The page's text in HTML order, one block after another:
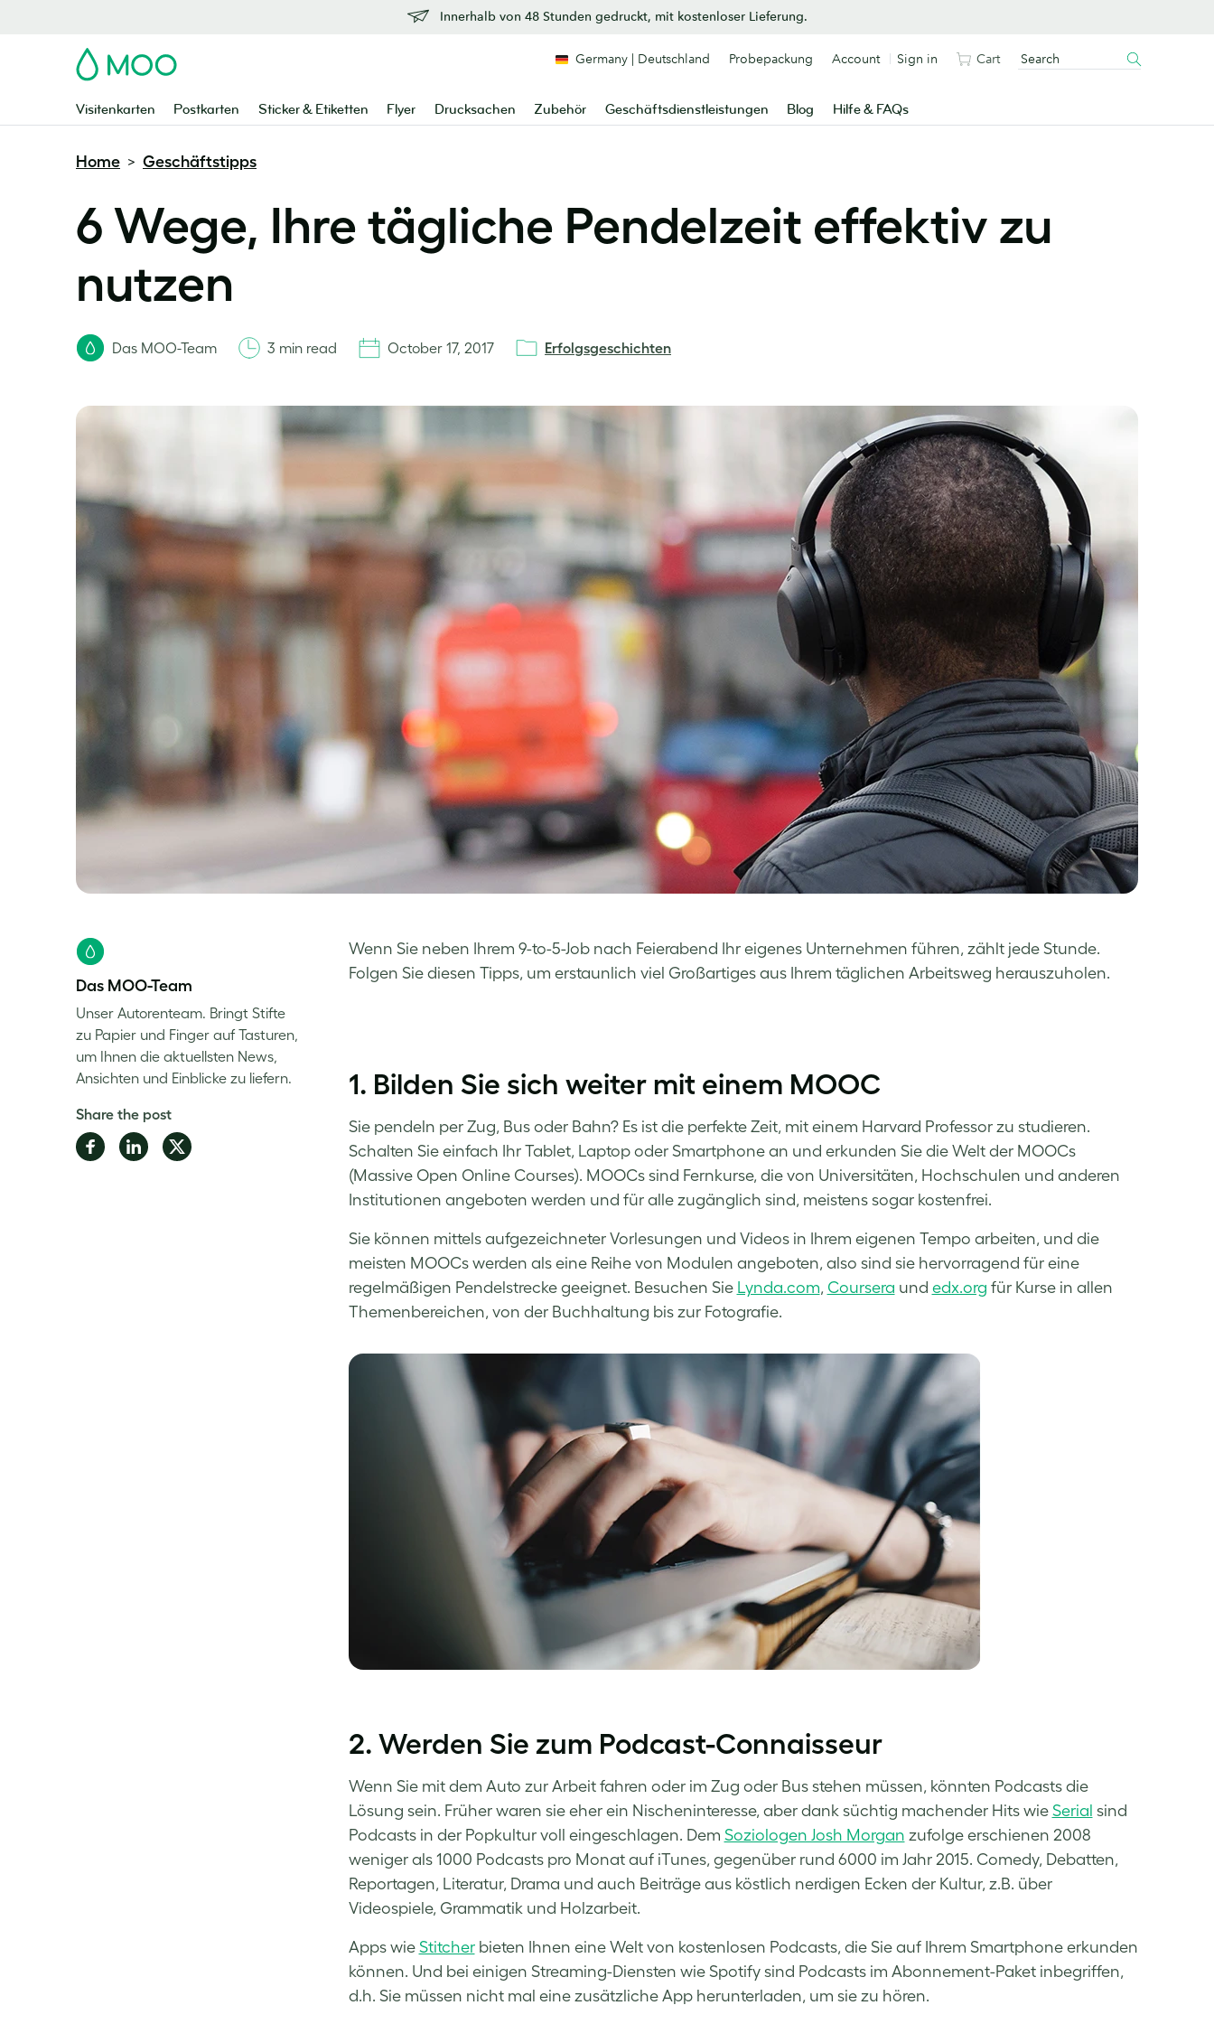
Innerhalb von 48 Stunden gedruckt, mit kostenloser Lieferung.
MOO
Visitenkarten Postkarten Sticker & Etiketten Flyer Drucksachen Zubehör Geschäftsdienstleistungen Blog Hilfe & FAQs
Germany | Deutschland Probepackung Account Sign in Cart
Home > Geschäftstipps
6 Wege, Ihre tägliche Pendelzeit effektiv zu
nutzen
Das MOO-Team 3 min read October 17, 2017 Erfolgsgeschichten
Wenn Sie neben Ihrem 9-to-5-Job nach Feierabend Ihr eigenes Unternehmen führen, zählt jede Stunde.
Folgen Sie diesen Tipps, um erstaunlich viel Großartiges aus Ihrem täglichen Arbeitsweg herauszuholen.
1. Bilden Sie sich weiter mit einem MOOC
Sie pendeln per Zug, Bus oder Bahn? Es ist die perfekte Zeit, mit einem Harvard Professor zu studieren.
Schalten Sie einfach Ihr Tablet, Laptop oder Smartphone an und erkunden Sie die Welt der MOOCs
(Massive Open Online Courses). MOOCs sind Fernkurse, die von Universitäten, Hochschulen und anderen
Institutionen angeboten werden und für alle zugänglich sind, meistens sogar kostenfrei.
Sie können mittels aufgezeichneter Vorlesungen und Videos in Ihrem eigenen Tempo arbeiten, und die
meisten MOOCs werden als eine Reihe von Modulen angeboten, also sind sie hervorragend für eine
regelmäßigen Pendelstrecke geeignet. Besuchen Sie Lynda.com, Coursera und edx.org für Kurse in allen
Themenbereichen, von der Buchhaltung bis zur Fotografie.
2. Werden Sie zum Podcast-Connaisseur
Wenn Sie mit dem Auto zur Arbeit fahren oder im Zug oder Bus stehen müssen, könnten Podcasts die
Lösung sein. Früher waren sie eher ein Nischeninteresse, aber dank süchtig machender Hits wie Serial sind
Podcasts in der Popkultur voll eingeschlagen. Dem Soziologen Josh Morgan zufolge erschienen 2008
weniger als 1000 Podcasts pro Monat auf iTunes, gegenüber rund 6000 im Jahr 2015. Comedy, Debatten,
Reportagen, Literatur, Drama und auch Beiträge aus köstlich nerdigen Ecken der Kultur, z.B. über
Videospiele, Grammatik und Holzarbeit.
Apps wie Stitcherbieten Ihnen eine Welt von kostenlosen Podcasts, die Sie auf Ihrem Smartphone erkunden
können. Und bei einigen Streaming-Diensten wie Spotify sind Podcasts im Abonnement-Paket inbegriffen,
d.h. Sie müssen nicht mal eine zusätzliche App herunterladen, um sie zu hören.
Das MOO-Team
Unser Autorenteam. Bringt Stifte
zu Papier und Finger auf Tasturen,
um Ihnen die aktuellsten News,
Ansichten und Einblicke zu liefern.
Share the post
Share Share Share